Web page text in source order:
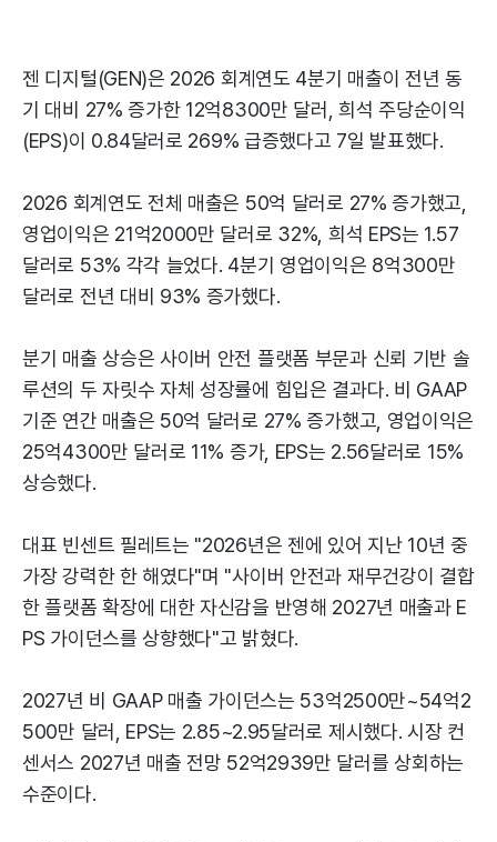
젠 디지털(GEN)은 2026 회계연도 4분기 매출이 전년 동
기 대비 27% 증가한 12억8300만 달러, 희석 주당순이익
(EPS)이 0.84달러로 269% 급증했다고 7일 발표했다.
2026 회계연도 전체 매출은 50억 달러로 27% 증가했고,
영업이익은 21억2000만 달러로 32%, 희석 EPS는 1.57
달러로 53% 각각 늘었다. 4분기 영업이익은 8억300만
달러로 전년 대비 93% 증가했다.
분기 매출 상승은 사이버 안전 플랫폼 부문과 신뢰 기반 솔
루션의 두 자릿수 자체 성장률에 힘입은 결과다. 비 GAAP
기준 연간 매출은 50억 달러로 27% 증가했고, 영업이익은
25억4300만 달러로 11% 증가, EPS는 2.56달러로 15%
상승했다.
대표 빈센트 필레트는 "2026년은 젠에 있어 지난 10년 중
가장 강력한 한 해였다"며 "사이버 안전과 재무건강이 결합
한 플랫폼 확장에 대한 자신감을 반영해 2027년 매출과 E
PS 가이던스를 상향했다"고 밝혔다.
2027년 비 GAAP 매출 가이던스는 53억2500만~54억2
500만 달러, EPS는 2.85~2.95달러로 제시했다. 시장 컨
센서스 2027년 매출 전망 52억2939만 달러를 상회하는
수준이다.